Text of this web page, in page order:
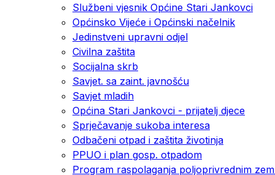
Službeni vjesnik Općine Stari Jankovci
Općinsko Vijeće i Općinski načelnik
Jedinstveni upravni odjel
Civilna zaštita
Socijalna skrb
Savjet. sa zaint. javnošću
Savjet mladih
Općina Stari Jankovci - prijatelj djece
Sprječavanje sukoba interesa
Odbačeni otpad i zaštita životinja
PPUO i plan gosp. otpadom
Program raspolaganja poljoprivrednim